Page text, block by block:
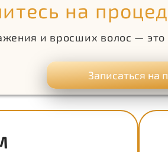
на
и вросших волос —
Записаться на